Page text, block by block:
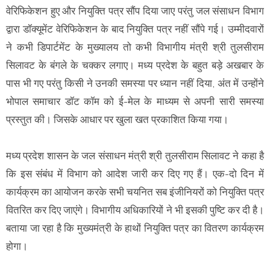
वेरिफिकेशन हुए और नियुक्ति पत्र सौंप दिया जाए परंतु जल संसाधन विभाग
द्वारा डॉक्यूमेंट वेरिफिकेशन के बाद नियुक्ति पत्र नहीं सौंपे गई। उम्मीदवारों
ने कभी डिपार्टमेंट के मुख्यालय तो कभी विभागीय मंत्री श्री तुलसीराम
सिलावट के बंगले के चक्कर लगाए। मध्य प्रदेश के बहुत बड़े अखबार के
पास भी गए परंतु किसी ने उनकी समस्या पर ध्यान नहीं दिया, अंत में उन्होंने
भोपाल समाचार डॉट कॉम को ई-मेल के माध्यम से अपनी सारी समस्या
प्रस्तुत की। जिसके आधार पर खुला खत प्रकाशित किया गया।
मध्य प्रदेश शासन के जल संसाधन मंत्री श्री तुलसीराम सिलावट ने कहा है
कि इस संबंध में विभाग को आदेश जारी कर दिए गए हैं। एक-दो दिन में
कार्यक्रम का आयोजन करके सभी चयनित सब इंजीनियरों को नियुक्ति पत्र
वितरित कर दिए जाएंगे। विभागीय अधिकारियों ने भी इसकी पुष्टि कर दी है।
बताया जा रहा है कि मुख्यमंत्री के हाथों नियुक्ति पत्र का वितरण कार्यक्रम
होगा।